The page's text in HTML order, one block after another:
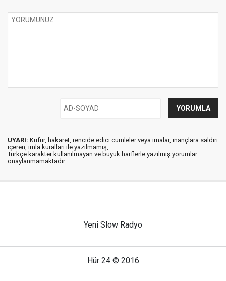
UYARI: Küfür, hakaret, rencide edici cümleler veya imalar, inançlara saldırı
içeren, imla kuralları ile yazılmamış,
Türkçe karakter kullanılmayan ve büyük harflerle yazılmış yorumlar
onaylanmamaktadır.
Yeni Slow Radyo
Hür 24 © 2016